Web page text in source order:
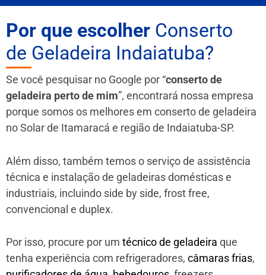
Por que escolher Conserto
de Geladeira Indaiatuba?
Se você pesquisar no Google por “conserto de
geladeira perto de mim”, encontrará nossa empresa
porque somos os melhores em conserto de geladeira
no Solar de Itamaracá e região de Indaiatuba-SP.
Além disso, também temos o serviço de assistência
técnica e instalação de geladeiras domésticas e
industriais, incluindo side by side, frost free,
convencional e duplex.
Por isso, procure por um técnico de geladeira que
tenha experiência com refrigeradores, câmaras frias,